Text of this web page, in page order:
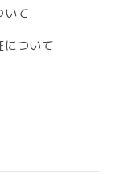
いて
について